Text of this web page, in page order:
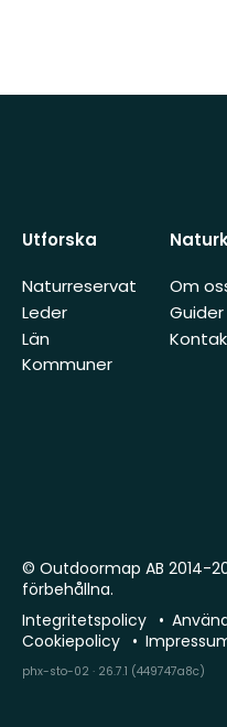
Utforska
Naturreservat
Leder
Län
Kommuner
Om
Guider
© Outdoormap AB 2014-
förbehållna.
Integritetspolicy
Cookiepolicy
phx-sto-02 · 26.7.1 (449747a8c)